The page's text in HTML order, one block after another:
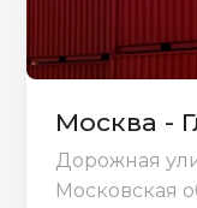
Москва -
Дорожная
Московская